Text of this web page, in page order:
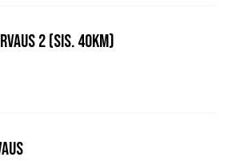
2 (sis. 40km)